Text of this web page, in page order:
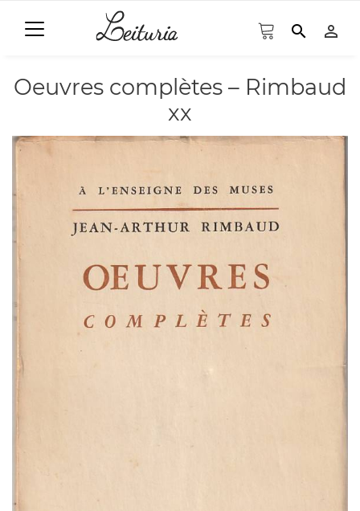
search person_outline
Oeuvres complètes – Rimbaud
xx